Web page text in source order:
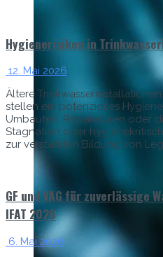
Hygienerisiken in
12. Mai 2026
Ältere
stellen ein poten­zielles
Umbaut­en, Repara­turen oder
Stag­na­tion oder
zur ver­stärk­ten Bil­dung von
GF und VAG für
IFAT 2026
6. Mai 2026